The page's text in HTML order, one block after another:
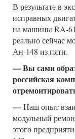
В результате в
исправных
на машины RA-
реально сейчас
Ан-148 из пяти.
— Вы сами
российская
— Наш опыт
модульный
этого